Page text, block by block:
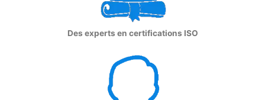
Des experts en certifications ISO